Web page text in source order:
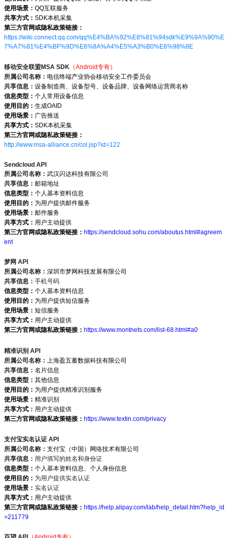
使用场景： QQ互联服务
共享方式： SDK本机采集
第三方官网或隐私政策链接：
https://wiki.connect.qq.com/qq%E4%BA%92%E8%81%94sdk%E9%9A%90%E
7%A7%81%E4%BF%9D%E6%8A%A4%E5%A3%B0%E6%98%8E
移动安全联盟MSA SDK （Android专有）
所属公司名称： 电信终端产业协会移动安全工作委员会
共享信息： 设备制造商、设备型号、设备品牌、设备网络运营商名称
信息类型： 个人常用设备信息
使用目的： 生成OAID
使用场景： 广告推送
共享方式： SDK本机采集
第三方官网或隐私政策链接：
http://www.msa-alliance.cn/col.jsp?id=122
Sendcloud API
所属公司名称： 武汉闪达科技有限公司
共享信息： 邮箱地址
信息类型： 个人基本资料信息
使用目的： 为用户提供邮件服务
使用场景： 邮件服务
共享方式： 用户主动提供
第三方官网或隐私政策链接： https://sendcloud.sohu.com/aboutus.html#agreem
ent
梦网 API
所属公司名称： 深圳市梦网科技发展有限公司
共享信息： 手机号码
信息类型： 个人基本资料信息
使用目的： 为用户提供短信服务
使用场景： 短信服务
共享方式： 用户主动提供
第三方官网或隐私政策链接： https://www.montnets.com/list-68.html#a0
精准识别 API
所属公司名称：
上海盈五蓄数据科技有限公司
共享信息： 名片信息
信息类型： 其他信息
使用目的： 为用户提供精准识别服务
使用场景： 精准识别
共享方式： 用户主动提供
第三方官网或隐私政策链接： https://www.textin.com/privacy
支付宝实名认证 API
所属公司名称： 支付宝（中国）网络技术有限公司
共享信息： 用户填写的姓名和身份证
信息类型： 个人基本资料信息、个人身份信息
使用目的： 为用户提供实名认证
使用场景： 实名认证
共享方式： 用户主动提供
第三方官网或隐私政策链接： https://help.alipay.com/lab/help_detail.htm?help_id
=211779